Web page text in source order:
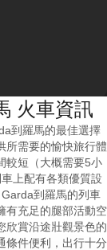
火車資訊
到羅馬的最佳選擇
所需要的愉快旅行體
較短（大概需要5小
上配有各類優質設
到羅馬的列車
有充足的腿部活動空
欣賞沿途壯觀景色的
條件便利，出行十分